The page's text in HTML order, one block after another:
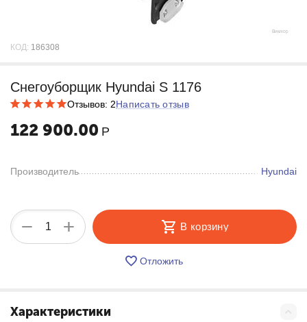
КОД: 186308
Снегоуборщик Hyundai S 1176
Отзывов: 2Написать отзыв
122 900.00 Р
Производитель Hyundai
+
− В корзину
Отложить
Характеристики